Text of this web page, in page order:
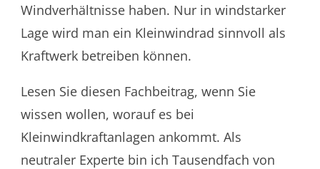
Windverhältnisse haben. Nur in windstarker
Lage wird man ein Kleinwindrad sinnvoll als
Kraftwerk betreiben können.
Lesen Sie diesen Fachbeitrag, wenn Sie
wissen wollen, worauf es bei
Kleinwindkraftanlagen ankommt. Als
neutraler Experte bin ich Tausendfach von